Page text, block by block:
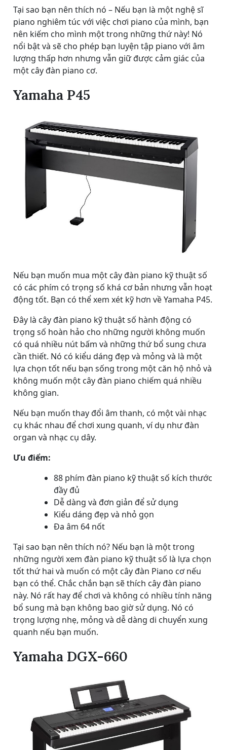
Tại sao bạn nên thích nó – Nếu bạn là một nghệ sĩ
piano nghiêm túc với việc chơi piano của mình, bạn
nên kiếm cho mình một trong những thứ này! Nó
nổi bật và sẽ cho phép bạn luyện tập piano với âm
lượng thấp hơn nhưng vẫn giữ được cảm giác của
một cây đàn piano cơ.
Yamaha P45
Nếu bạn muốn mua một cây đàn piano kỹ thuật số
có các phím có trọng số khá cơ bản nhưng vẫn hoạt
động tốt. Bạn có thể xem xét kỹ hơn về Yamaha P45.
Đây là cây đàn piano kỹ thuật số hành động có
trọng số hoàn hảo cho những người không muốn
có quá nhiều nút bấm và những thứ bổ sung chưa
cần thiết. Nó có kiểu dáng đẹp và mỏng và là một
lựa chọn tốt nếu bạn sống trong một căn hộ nhỏ và
không muốn một cây đàn piano chiếm quá nhiều
không gian.
Nếu bạn muốn thay đổi âm thanh, có một vài nhạc
cụ khác nhau để chơi xung quanh, ví dụ như đàn
organ và nhạc cụ dây.
Ưu điểm:
88 phím đàn piano kỹ thuật số kích thước
đầy đủ
Dễ dàng và đơn giản để sử dụng
Kiểu dáng đẹp và nhỏ gọn
Đa âm 64 nốt
Tại sao bạn nên thích nó? Nếu bạn là một trong
những người xem đàn piano kỹ thuật số là lựa chọn
tốt thứ hai và muốn có một cây đàn Piano cơ nếu
bạn có thể. Chắc chắn bạn sẽ thích cây đàn piano
này. Nó rất hay để chơi và không có nhiều tính năng
bổ sung mà bạn không bao giờ sử dụng. Nó có
trọng lượng nhẹ, mỏng và dễ dàng di chuyển xung
quanh nếu bạn muốn.
Yamaha DGX-660